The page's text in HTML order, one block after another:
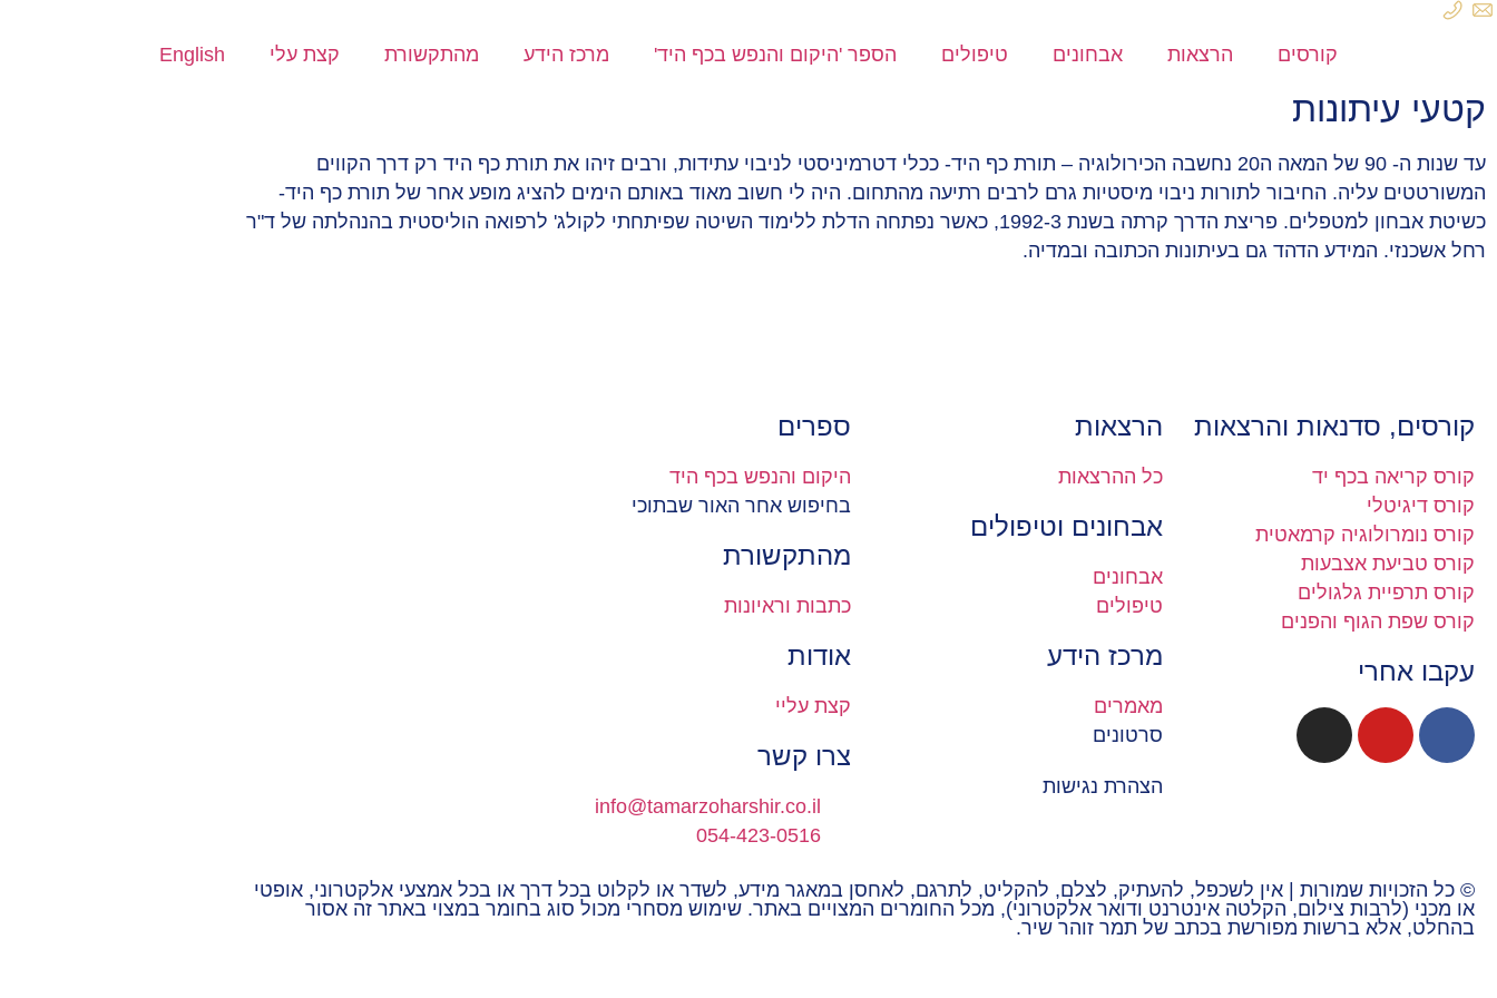
לתוכן
קורסים
הרצאות אבחונים טיפולים הספר 'היקום והנפש בכף היד' מרכז הידע מהתקשורת קצת עלי English
קטעי עיתונות
עד שנות ה- 90 של המאה ה20 נחשבה הכירולוגיה – תורת כף היד- ככלי דטרמיניסטי לניבוי עתידות, ורבים זיהו את תורת כף היד רק דרך הקווים
המשורטטים עליה. החיבור לתורות ניבוי מיסטיות גרם לרבים רתיעה מהתחום. היה לי חשוב מאוד באותם הימים להציג מופע אחר של תורת כף היד-
כשיטת אבחון למטפלים. פריצת הדרך קרתה בשנת 1992-3, כאשר נפתחה הדלת ללימוד השיטה שפיתחתי לקולג' לרפואה הוליסטית בהנהלתה של ד"ר
רחל אשכנזי. המידע הדהד גם בעיתונות הכתובה ובמדיה.
קורסים, סדנאות והרצאות
קורס קריאה בכף יד
קורס דיגיטלי
קורס נומרולוגיה קרמאטית
קורס טביעת אצבעות
קורס תרפיית גלגולים
קורס שפת הגוף והפנים
עקבו אחרי
הרצאות
כל ההרצאות
אבחונים וטיפולים
אבחונים
טיפולים
מרכז הידע
מאמרים
סרטונים
הצהרת נגישות
ספרים
היקום והנפש בכף היד
בחיפוש אחר האור שבתוכי
מהתקשורת
כתבות וראיונות
אודות
קצת עליי
צרו קשר
info@tamarzoharshir.co.il
054-423-0516
© כל הזכויות שמורות | אין לשכפל, להעתיק, לצלם, להקליט, לתרגם, לאחסן במאגר מידע, לשדר או לקלוט בכל דרך או בכל אמצעי אלקטרוני, אופטי
או מכני (לרבות צילום, הקלטה אינטרנט ודואר אלקטרוני), מכל החומרים המצויים באתר. שימוש מסחרי מכול סוג בחומר במצוי באתר זה אסור
בהחלט, אלא ברשות מפורשת בכתב של תמר זוהר שיר.